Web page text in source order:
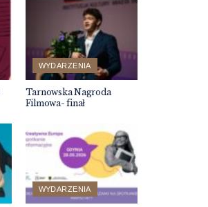
WYDARZENIA
Tarnowska Nagroda
Filmowa- finał
WYDARZENIA